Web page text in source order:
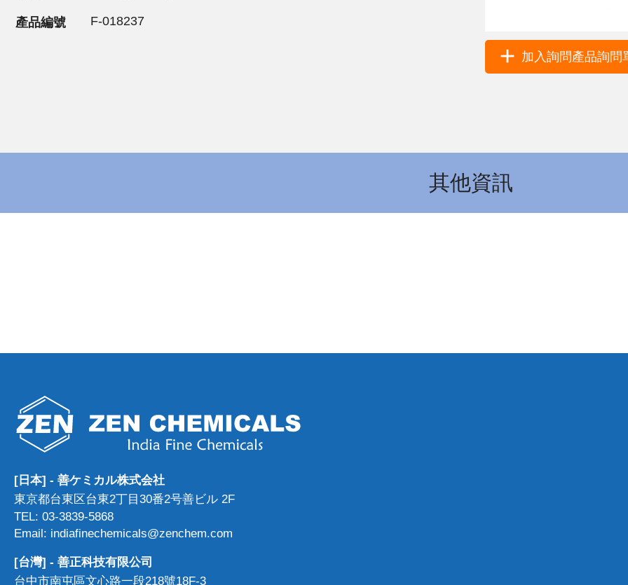
加入詢問產品詢問
產品編號 F-018237
其他資訊
[日本] - 善ケミカル株式会社
東京都台東区台東2丁目30番2号善ビル 2F
TEL: 03-3839-5868
Email: indiafinechemicals@zenchem.com
[台灣] - 善正科技有限公司
台中市南屯區文心路一段218號18F-3